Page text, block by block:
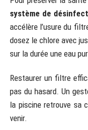
système de
accélère l’usure du
dosez le chlore avec
sur la durée une eau
Restaurer un filtre
pas du hasard. Un
la piscine retrouve sa
venir.